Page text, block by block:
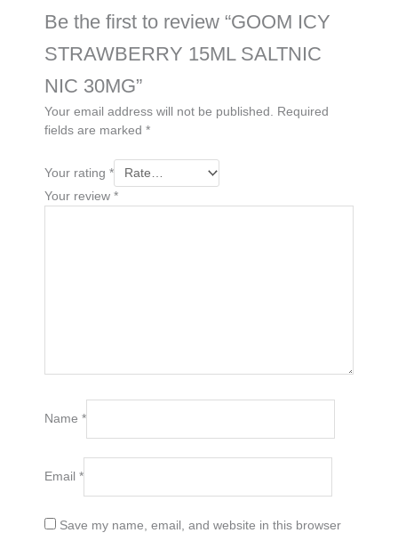
Be the first to review “GOOM ICY
STRAWBERRY 15ML SALTNIC
NIC 30MG”
Your email address will not be published. Required
fields are marked*
Your rating*
Your review*
Name*
Email*
Save my name, email, and website in this browser